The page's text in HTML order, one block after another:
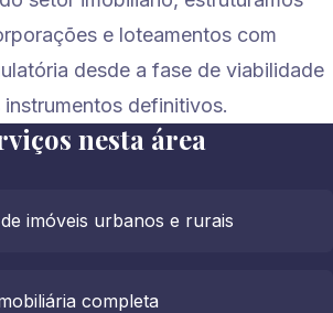
e loteamentos com
desde a fase de viabilidade
definitivos.
nesta área
imóveis urbanos e rurais
completa